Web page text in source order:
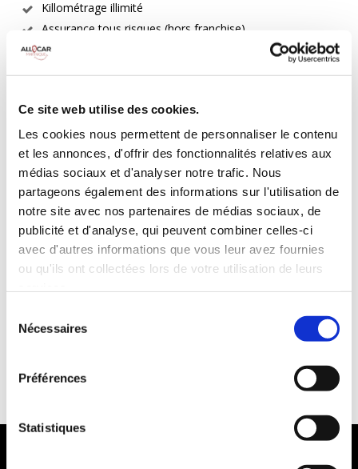
Ce site web utilise des cookies.
Les cookies nous permettent de personnaliser le contenu
et les annonces, d'offrir des fonctionnalités relatives aux
médias sociaux et d'analyser notre trafic. Nous
partageons également des informations sur l'utilisation de
notre site avec nos partenaires de médias sociaux, de
publicité et d'analyse, qui peuvent combiner celles-ci
avec d'autres informations que vous leur avez fournies
ou qu'ils ont collectées lors de votre utilisation de leurs
Nécessaires
Préférences
Statistiques
Killométrage illimité
Assurance tous risques (hors franchise)
Carburant : plein à rendre plein
CONDITIONS DE LOCATION
Années de permis :2 ans
ASSURANCE
Franchise :1000€
Caution :1000 €